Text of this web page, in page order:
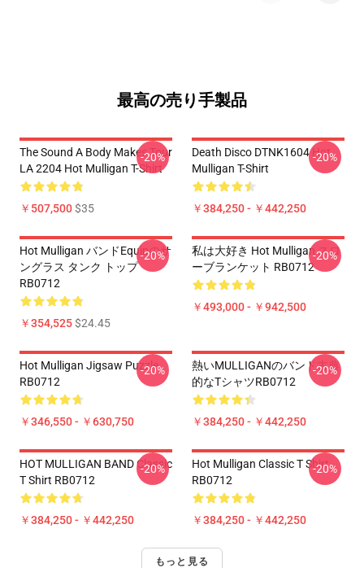
最高の売り手製品
The Sound A Body Makes Tour
LA 2204 Hot Mulligan T-Shirt
￥507,500$35
-20%
Death Disco DTNK1604 Hot
Mulligan T-Shirt
￥384,250 - ￥442,250
-20%
Hot Mulligan バンドEquipのサ
ングラス タンク トップ
RB0712
￥354,525$24.45
-20%
私は大好き Hot Mulligan スロ
ーブランケット RB0712
￥493,000 - ￥942,500
-20%
Hot Mulligan Jigsaw Puzzle
RB0712
￥346,550 - ￥630,750
-20%
熱いMULLIGANのバンド古典
的なTシャツRB0712
￥384,250 - ￥442,250
-20%
HOT MULLIGAN BAND Classic
T Shirt RB0712
￥384,250 - ￥442,250
-20%
Hot Mulligan Classic T Shirt
RB0712
￥384,250 - ￥442,250
-20%
もっと見る